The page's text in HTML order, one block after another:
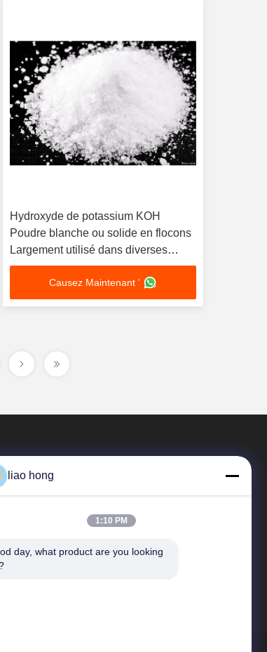
Hydroxyde de potassium KOH
Poudre blanche ou solide en flocons
Largement utilisé dans diverses
industries
Causez Maintenant '
Liens Rapides
liao hong
1:10 PM
day, what product are you looking